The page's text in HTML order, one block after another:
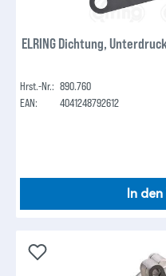
ELRING Dichtung,
Hrst.-Nr.: 890.760
EAN:
4041248792612
In